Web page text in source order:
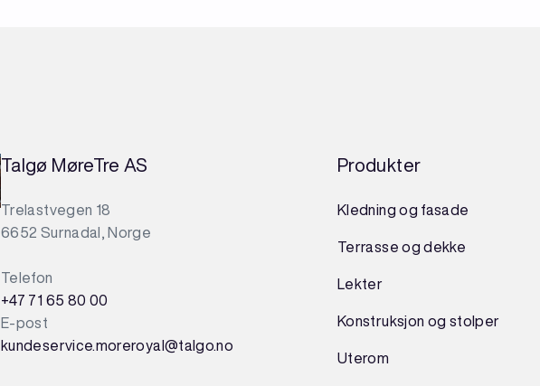
Talgø MøreTre AS
Trelastvegen 18
6652 Surnadal, Norge
Telefon
+47 71 65 80 00
E-post
kundeservice.moreroyal@talgo.no
Produkter
Kledning og fasade
Terrasse og dekke
Lekter
Konstruksjon og stolper
Uterom